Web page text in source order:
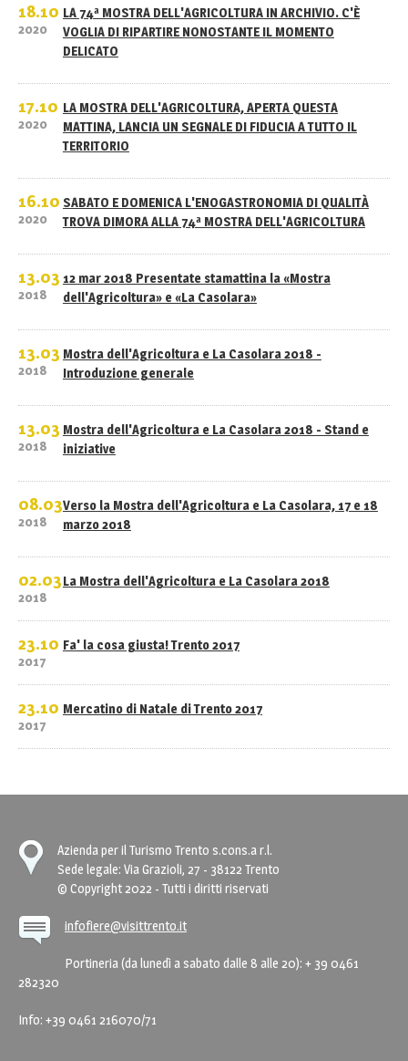
18.10
2020
LA 74ª MOSTRA DELL'AGRICOLTURA IN ARCHIVIO. C'È
VOGLIA DI RIPARTIRE NONOSTANTE IL MOMENTO
DELICATO
17.10
2020
LA MOSTRA DELL'AGRICOLTURA, APERTA QUESTA
MATTINA, LANCIA UN SEGNALE DI FIDUCIA A TUTTO IL
TERRITORIO
16.10
2020
SABATO E DOMENICA L'ENOGASTRONOMIA DI QUALITÀ
TROVA DIMORA ALLA 74ª MOSTRA DELL'AGRICOLTURA
13.03
2018
12 mar 2018 Presentate stamattina la «Mostra
dell'Agricoltura» e «La Casolara»
13.03
2018
Mostra dell'Agricoltura e La Casolara 2018 -
Introduzione generale
13.03
2018
Mostra dell'Agricoltura e La Casolara 2018 - Stand e
iniziative
08.03
2018
Verso la Mostra dell'Agricoltura e La Casolara, 17 e 18
marzo 2018
02.03
2018
La Mostra dell'Agricoltura e La Casolara 2018
23.10
2017
Fa' la cosa giusta! Trento 2017
23.10
2017
Mercatino di Natale di Trento 2017
Azienda per il Turismo Trento s.cons.a r.l.
Sede legale: Via Grazioli, 27 - 38122 Trento
© Copyright 2022 - Tutti i diritti riservati
infofiere@visittrento.it
Portineria (da lunedì a sabato dalle 8 alle 20): + 39 0461
282320
Info: +39 0461 216070/71